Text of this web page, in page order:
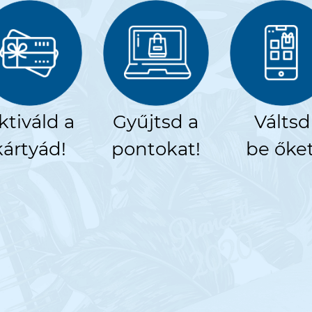
a
Gyűjtsd a
pontokat!
Váltsd
be